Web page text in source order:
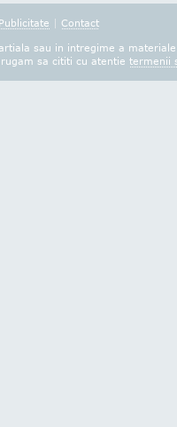
Publicitate | Contact
sau in intregime a
sa cititi cu atentie termenii